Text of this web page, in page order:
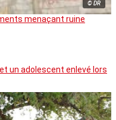
© DR
menaçant ruine
un adolescent enlevé lors